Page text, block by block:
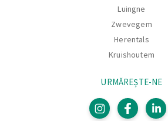
Luingne
Zwevegem
Herentals
Kruishoutem
URMĂREȘTE-NE